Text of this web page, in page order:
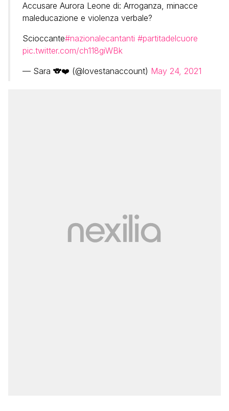
Accusare Aurora Leone di: Arroganza, minacce
maleducazione e violenza verbale?
Scioccante#nazionalecantanti #partitadelcuore
pic.twitter.com/ch118giWBk
— Sara 🐨❤️ (@lovestanaccount) May 24, 2021